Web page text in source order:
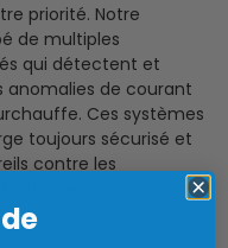
priorité. Notre
de multiples
qui détectent et
de courant
Ces systèmes
toujours sécurisé et
contre les